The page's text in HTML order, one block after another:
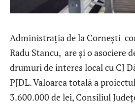
Administrația de la Cornești
Radu Stancu, are și o asociere
drumuri de interes local cu CJ
PJDL. Valoarea totală a
3.600.000 de lei, Consiliul